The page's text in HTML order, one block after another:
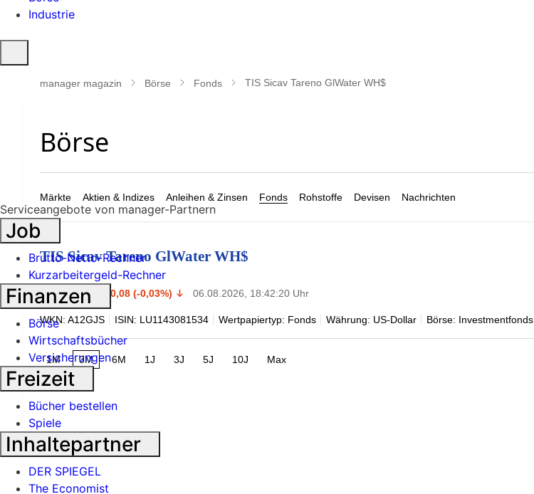
Industrie
öffnen
manager magazin Börse Fonds TIS Sicav Tareno GlWater WH$
Märkte Aktien & Indizes Anleihen & Zinsen Fonds Rohstoffe Devisen Nachrichten
TIS Sicav Tareno GlWater WH$
265,09 -0,08 (-0,03%) 06.08.2026, 18:42:20 Uhr
WKN: A12GJS ISIN: LU1143081534 Wertpapiertyp: Fonds Währung: US-Dollar Börse: Investmentfonds
1M 3M 6M 1J 3J 5J 10J Max
Serviceangebote von manager-Partnern
Job
Brutto-Netto-Rechner
Kurzarbeitergeld-Rechner
Finanzen
Börse
Wirtschaftsbücher
Versicherungen
Freizeit
Bücher bestellen
Spiele
Inhaltepartner
DER SPIEGEL
The Economist